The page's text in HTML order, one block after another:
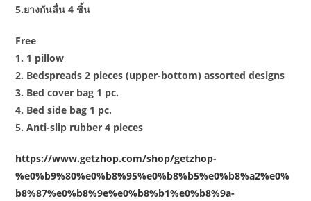
5.ยางกันลื่น 4 ชิ้น
Free
1. 1 pillow
2. Bedspreads 2 pieces (upper-bottom) assorted designs
3. Bed cover bag 1 pc.
4. Bed side bag 1 pc.
5. Anti-slip rubber 4 pieces
https://www.getzhop.com/shop/getzhop-
%e0%b9%80%e0%b8%95%e0%b8%b5%e0%b8%a2%e0%
b8%87%e0%b8%9e%e0%b8%b1%e0%b8%9a-